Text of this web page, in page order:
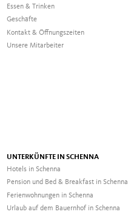
Essen & Trinken
Geschäfte
Kontakt & Öffnungszeiten
Unsere Mitarbeiter
UNTERKÜNFTE IN SCHENNA
Hotels in Schenna
Pension und Bed & Breakfast in Schenna
Ferienwohnungen in Schenna
Urlaub auf dem Bauernhof in Schenna